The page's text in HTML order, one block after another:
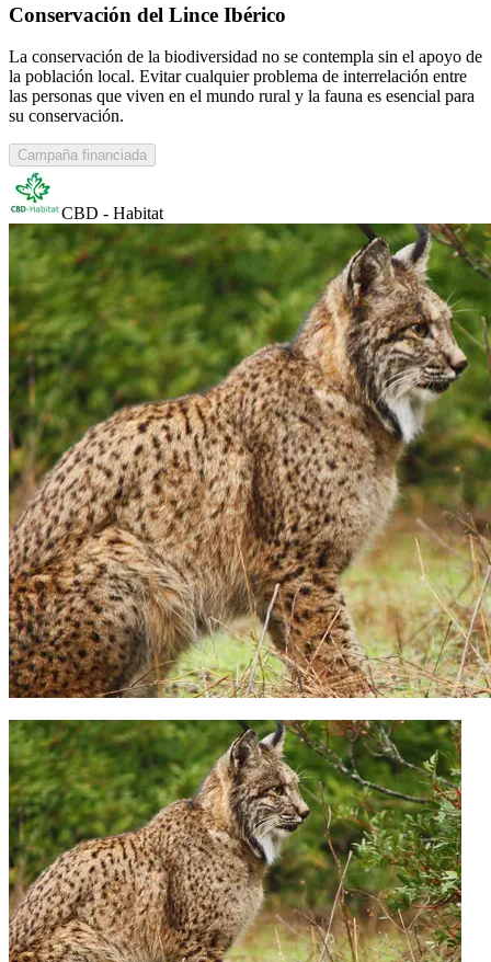
Conservación del Lince Ibérico
La conservación de la biodiversidad no se contempla sin el apoyo de
la población local. Evitar cualquier problema de interrelación entre
las personas que viven en el mundo rural y la fauna es esencial para
su conservación.
Campaña financiada
CBD - Habitat